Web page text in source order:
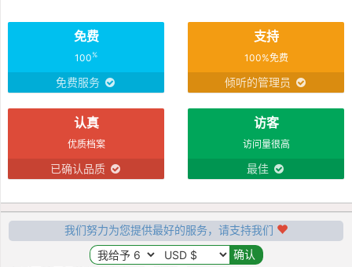
免费
100%
免费服务
支持
100%免费
倾听的管理员
认真
优质档案
已确认品质
访客
访问量很高
最佳
我们努力为您提供最好的服务，请支持我们